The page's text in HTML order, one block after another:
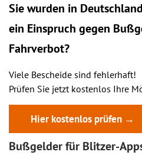
Sie wurden in
ein Einspruch gegen
Fahrverbot?
Viele Bescheide sind fehlerhaft!
Prüfen Sie jetzt kostenlos Ihre
Hier kostenlos prüfen →
Bußgelder für Blitzer-